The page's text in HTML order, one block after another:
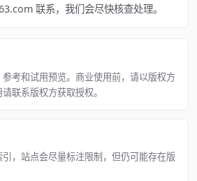
联系，我们会尽快核查处理。
考和试用预览。商业使用前，请以版权方
联系版权方获取授权。
，站点会尽量标注限制，但仍可能存在版